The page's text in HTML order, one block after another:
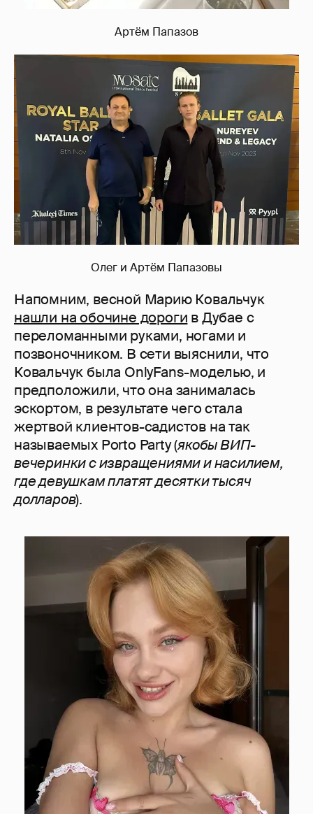
Артём Папазов
Олег и Артём Папазовы
Напомним, весной Марию Ковальчук
нашли на обочине дороги в Дубае с
переломанными руками, ногами и
позвоночником. В сети выяснили, что
Ковальчук была OnlyFans-моделью, и
предположили, что она занималась
эскортом, в результате чего стала
жертвой клиентов-садистов на так
называемых Porto Party (якобы ВИП-
вечеринки с извращениями и насилием,
где девушкам платят десятки тысяч
долларов).